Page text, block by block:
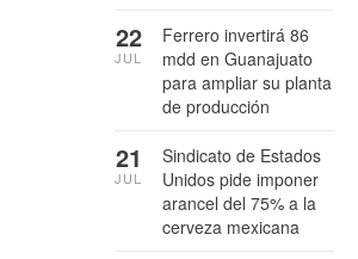
Ferrero invertirá 86
mdd en Guanajuato
para ampliar su planta
de producción
22
JUL
Sindicato de Estados
Unidos pide imponer
arancel del 75% a la
cerveza mexicana
21
JUL